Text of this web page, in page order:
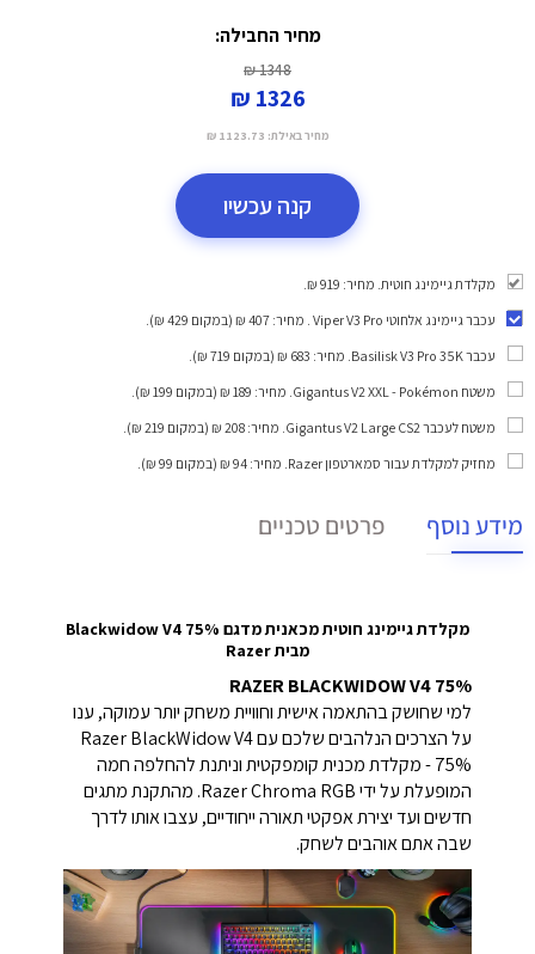
מחיר החבילה:
1348 ₪
1326 ₪
מחיר באילת: 1123.73 ₪
קנה עכשיו
מקלדת גיימינג חוטית. מחיר: 919 ₪.
עכבר גיימינג אלחוטי Viper V3 Pro
. מחיר: 407 ₪ (במקום 429 ₪).
עכבר Basilisk V3 Pro 35K
. מחיר: 683 ₪ (במקום 719 ₪).
משטח Gigantus V2 XXL - Pokémon
. מחיר: 189 ₪ (במקום 199 ₪).
משטח לעכבר Gigantus V2 Large CS2
. מחיר: 208 ₪ (במקום 219 ₪).
מחזיק למקלדת עבור סמארטפון Razer
. מחיר: 94 ₪ (במקום 99 ₪).
מידע נוסף פרטים טכניים
מקלדת גיימינג חוטית מכאנית מדגם Blackwidow V4 75%
מבית Razer
RAZER BLACKWIDOW V4 75%
למי שחושק בהתאמה אישית וחוויית משחק יותר עמוקה, ענו
על הצרכים הנלהבים שלכם עם Razer BlackWidow V4
75% - מקלדת מכנית קומפקטית וניתנת להחלפה חמה
המופעלת על ידי Razer Chroma RGB. מהתקנת מתגים
חדשים ועד יצירת אפקטי תאורה ייחודיים, עצבו אותו לדרך
שבה אתם אוהבים לשחק.